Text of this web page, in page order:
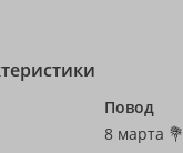
Повод
8 марта 💐